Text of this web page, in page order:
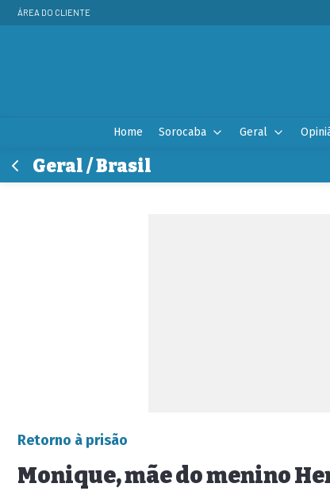
ÁREA DO CLIENTE
Home Sorocaba Geral
Geral / Brasil
Retorno à prisão
Monique, mãe do menino